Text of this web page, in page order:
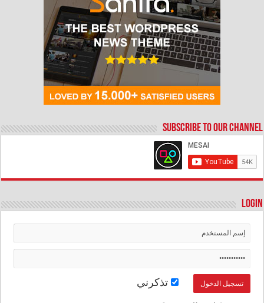
Subscribe to our Channel
Login
تذكرني